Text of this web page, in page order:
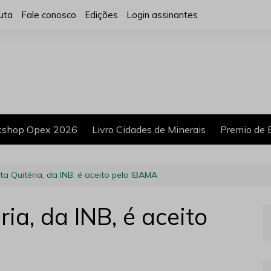
Fale conosco Edições Login assinantes
Opex 2026 Livro Cidades de Minerais Premio de
Quitéria, da INB, é aceito pelo IBAMA
da INB, é aceito